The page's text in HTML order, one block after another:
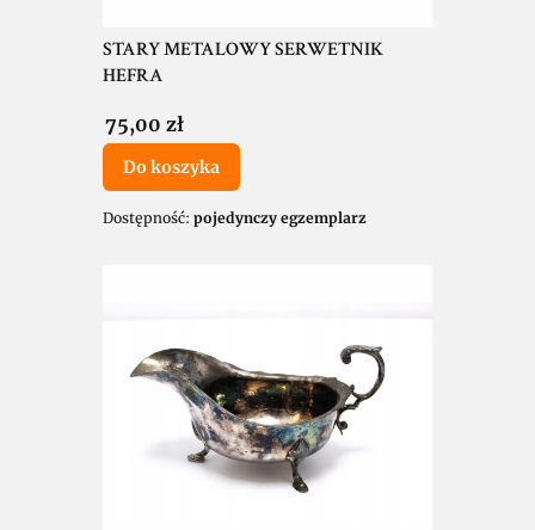
STARY METALOWY SERWETNIK
HEFRA
Cena
75,00 zł
Do koszyka
Dostępność: pojedynczy egzemplarz